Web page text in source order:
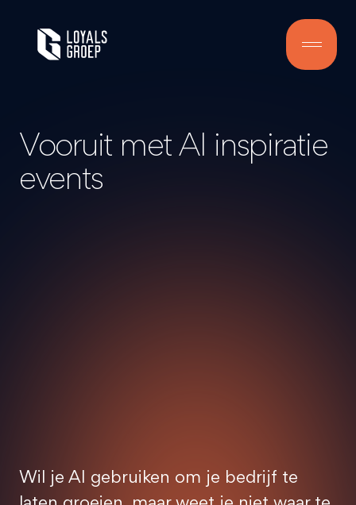
Vooruit met AI inspiratie
events
Wil je AI gebruiken om je bedrijf te